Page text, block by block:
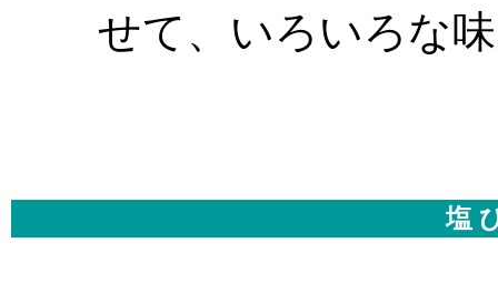
せて、いろいろな
塩